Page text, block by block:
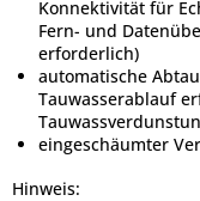
Konnektivität für
Fern- und
erforderlich)
automatische
Tauwasserablauf
eingeschäumter
Hinweis: